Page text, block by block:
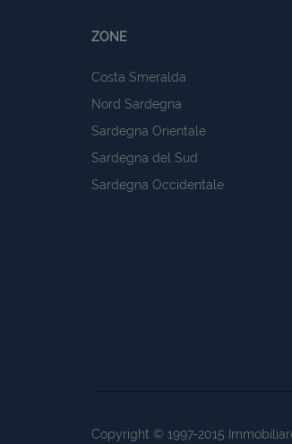
ZONE
Costa Smeralda
Nord Sardegna
Sardegna Orientale
Sardegna del Sud
Sardegna Occidentale
Copyright © 1997-2015